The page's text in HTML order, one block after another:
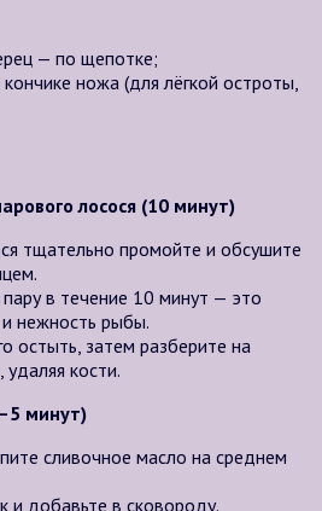
— по щепотке;
ножа (для лёгкой остроты,
лосося (10 минут)
тщательно промойте и обсушите
пару в течение 10 минут — это
нежность рыбы.
остыть, затем разберите на
кости.
минут)
сливочное масло на среднем
и добавьте в сковороду.